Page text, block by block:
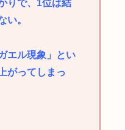
りで、1位は結
い。
エル現象」とい
がってしまっ